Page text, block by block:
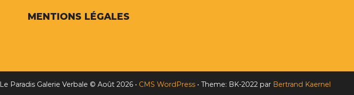
MENTIONS LÉGALES
Le Paradis Galerie Verbale © Août 2026 • CMS WordPress • Theme: BK-2022 par Bertrand Kaernel